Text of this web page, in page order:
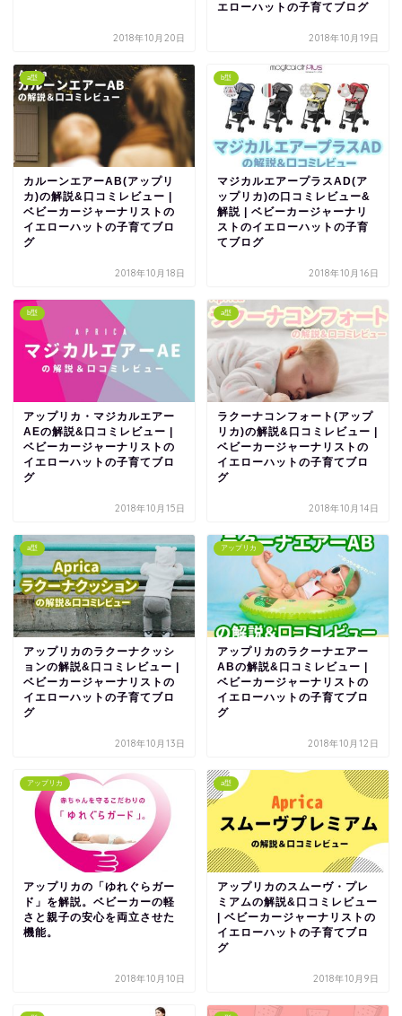
2018年10月20日
エローハットの子育てブログ
2018年10月19日
a型
カルーンエアーAB(アップリ
カ)の解説&口コミレビュー |
ベビーカージャーナリストの
イエローハットの子育てブロ
グ
2018年10月18日
b型
マジカルエアープラスAD(ア
ップリカ)の口コミレビュー&
解説 | ベビーカージャーナリ
ストのイエローハットの子育
てブログ
2018年10月16日
b型
アップリカ・マジカルエアー
AEの解説&口コミレビュー |
ベビーカージャーナリストの
イエローハットの子育てブロ
グ
2018年10月15日
a型
ラクーナコンフォート(アップ
リカ)の解説&口コミレビュー |
ベビーカージャーナリストの
イエローハットの子育てブロ
グ
2018年10月14日
a型
アップリカのラクーナクッシ
ョンの解説&口コミレビュー |
ベビーカージャーナリストの
イエローハットの子育てブロ
グ
2018年10月13日
アップリカ
アップリカのラクーナエアー
ABの解説&口コミレビュー |
ベビーカージャーナリストの
イエローハットの子育てブロ
グ
2018年10月12日
アップリカ
アップリカの「ゆれぐらガー
ド」を解説。ベビーカーの軽
さと親子の安心を両立させた
機能。
2018年10月10日
a型
アップリカのスムーヴ・プレ
ミアムの解説&口コミレビュー
| ベビーカージャーナリストの
イエローハットの子育てブロ
グ
2018年10月9日